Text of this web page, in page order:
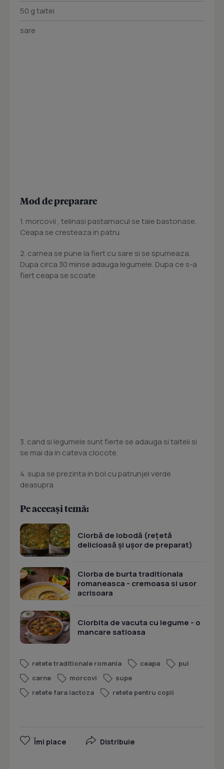
50 g taitei
sare
Mod de preparare
1. morcovii , telinasi pastarnacul se taie bastonase.
Ceapa se cresteaza in patru.
2. carnea se pune la fiert cu sare si se spumeaza.
Dupa circa 30 minse adauga legumele. Dupa ce s-a
fiert ceapa se scoate.
3. cand si legumele sunt fierte se adauga si taiteii si
se mai da in cateva clocote.
4. supa se prezinta in bol cu patrunjel verde
deasupra
Pe aceeași temă:
Ciorbă de lobodă (rețetă
delicioasă și ușor de preparat)
Ciorba de burta traditionala
romaneasca - cremoasa si usor
acrisoara
Ciorbita de vacuta cu legume - o
mancare satioasa
retete traditionale romania ceapa
pui
carne
morcovi
supe
retete fara lactoza
retete pentru copii
Îmi place Distribuie